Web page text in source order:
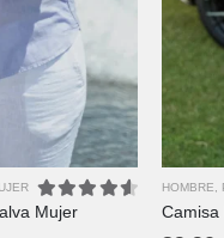
4.67 out of 5
Mujer
HOMBRE
Camisa